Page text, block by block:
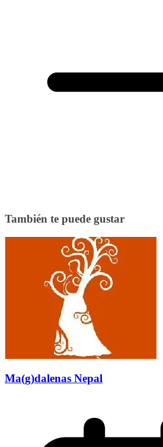
También te puede gustar
Ma(g)dalenas Nepal